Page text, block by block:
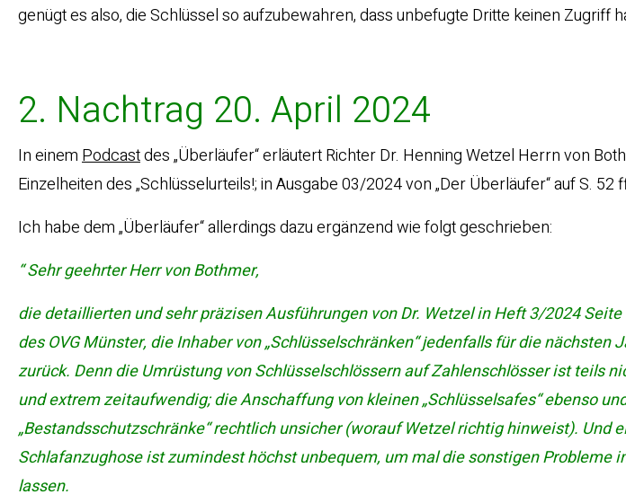
genügt es also, die Schlüssel so aufzubewahren, dass unbefugte Dritte keinen Zugriff
2. Nachtrag 20. April 2024
In einemPodcastdes „Überläufer“ erläutert Richter Dr. Henning Wetzel Herrn von
Einzelheiten des „Schlüsselurteils!; in Ausgabe 03/2024 von „Der Überläufer“ auf S.
Ich habe dem „Überläufer“ allerdings dazu ergänzend wie folgt geschrieben:
“ Sehr geehrter Herr von Bothmer,
die detaillierten und sehr präzisen Ausführungen von Dr. Wetzel in Heft 3/2024
des OVG Münster, die Inhaber von „Schlüsselschränken“ jedenfalls für die
zurück. Denn die Umrüstung von Schlüsselschlössern auf Zahlenschlösser ist teils
und extrem zeitaufwendig; die Anschaffung von kleinen „Schlüsselsafes“ ebenso
„Bestandsschutzschränke“ rechtlich unsicher (worauf Wetzel richtig hinweist). Und
Schlafanzughose ist zumindest höchst unbequem, um mal die sonstigen Probleme
lassen.